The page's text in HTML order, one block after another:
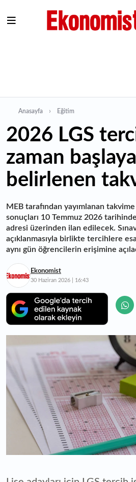
Anasayfa Eğitim
2026 LGS
zaman
belirlenen
MEB tarafından yayımlanan
sonuçları 10 Temmuz 2026
adresi üzerinden ilan edilecek.
açıklanmasıyla birlikte tercihlere
aynı gün öğrencilerin erişimine
Ekonomist
30 Haziran 2026 | 16:43